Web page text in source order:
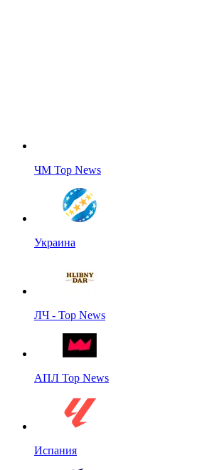
ЧМ Top News
Украина
ЛЧ - Top News
АПЛ Top News
Испания